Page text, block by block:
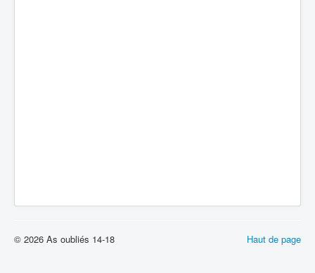
Haut de page
© 2026 As oubliés 14-18